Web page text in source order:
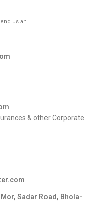
us an
& other Corporate
Sadar Road, Bhola-